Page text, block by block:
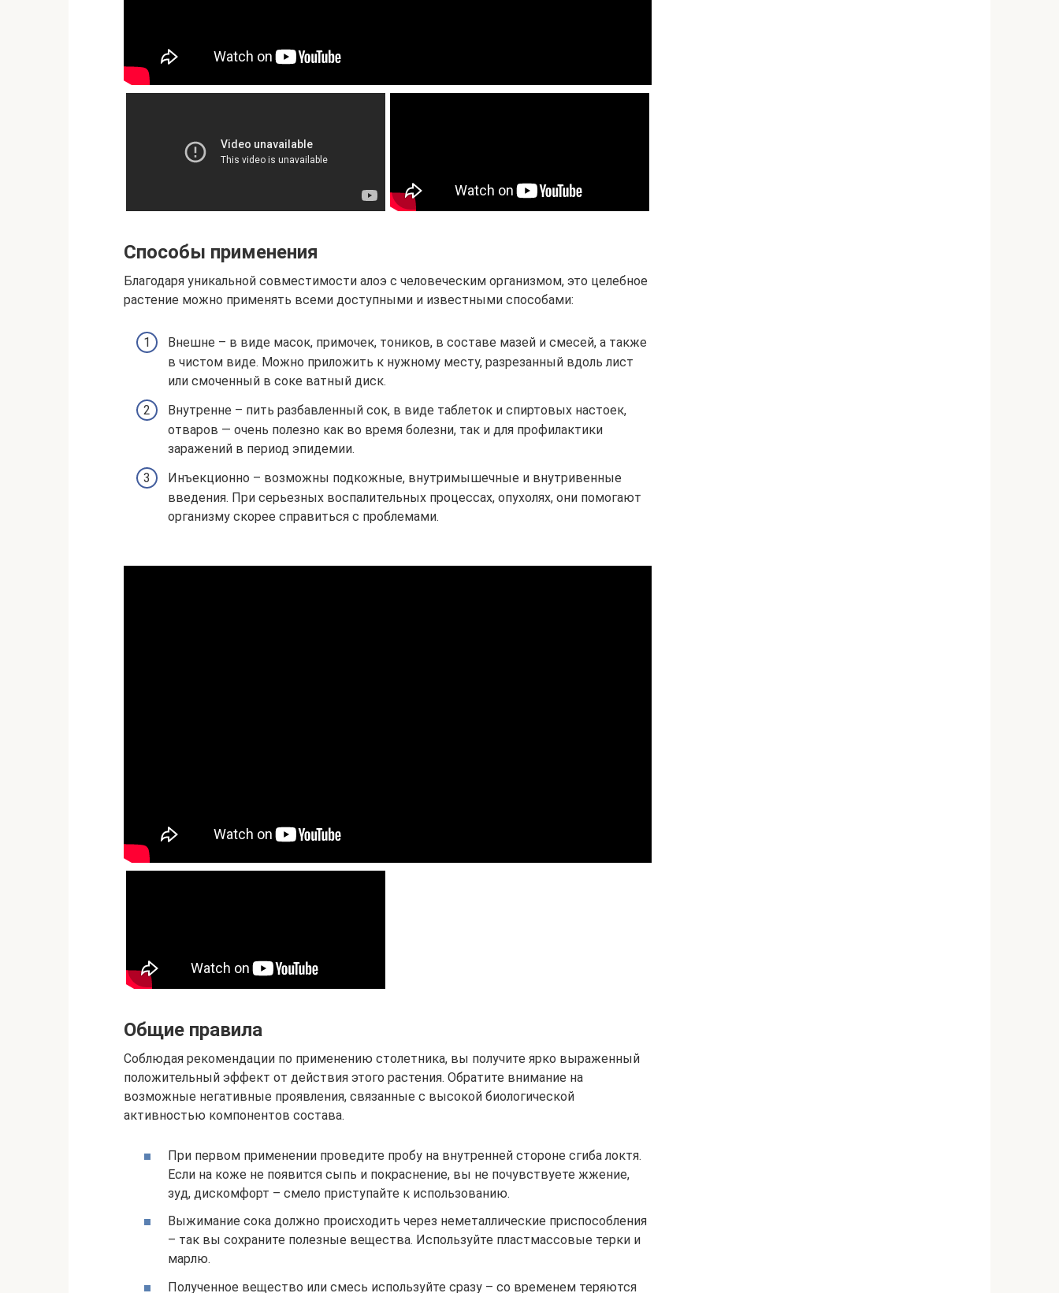
Способы применения
Благодаря уникальной совместимости алоэ с человеческим организмом, это целебное
растение можно применять всеми доступными и известными способами:
Внешне – в виде масок, примочек, тоников, в составе мазей и смесей, а также
в чистом виде. Можно приложить к нужному месту, разрезанный вдоль лист
или смоченный в соке ватный диск.
Внутренне – пить разбавленный сок, в виде таблеток и спиртовых настоек,
отваров — очень полезно как во время болезни, так и для профилактики
заражений в период эпидемии.
Инъекционно – возможны подкожные, внутримышечные и внутривенные
введения. При серьезных воспалительных процессах, опухолях, они помогают
организму скорее справиться с проблемами.
Общие правила
Соблюдая рекомендации по применению столетника, вы получите ярко выраженный
положительный эффект от действия этого растения. Обратите внимание на
возможные негативные проявления, связанные с высокой биологической
активностью компонентов состава.
При первом применении проведите пробу на внутренней стороне сгиба локтя.
Если на коже не появится сыпь и покраснение, вы не почувствуете жжение,
зуд, дискомфорт – смело приступайте к использованию.
Выжимание сока должно происходить через неметаллические приспособления
– так вы сохраните полезные вещества. Используйте пластмассовые терки и
марлю.
Полученное вещество или смесь используйте сразу – со временем теряются